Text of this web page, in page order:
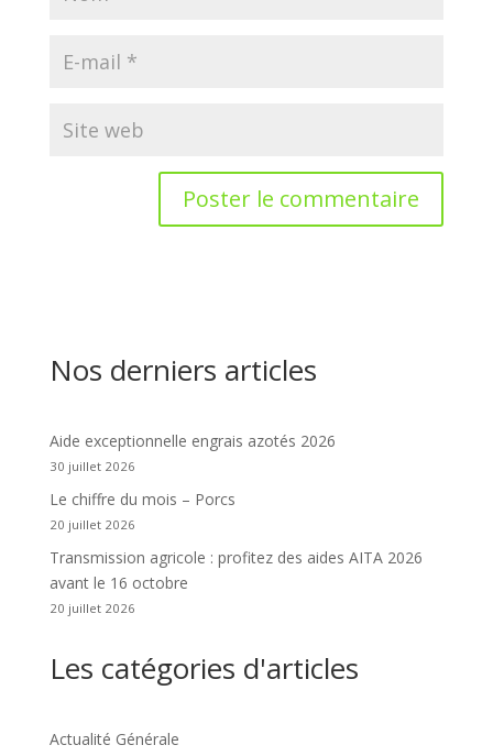
Nos derniers articles
Aide exceptionnelle engrais azotés 2026
30 juillet 2026
Le chiffre du mois – Porcs
20 juillet 2026
Transmission agricole : profitez des aides AITA 2026
avant le 16 octobre
20 juillet 2026
Les catégories d'articles
Actualité Générale